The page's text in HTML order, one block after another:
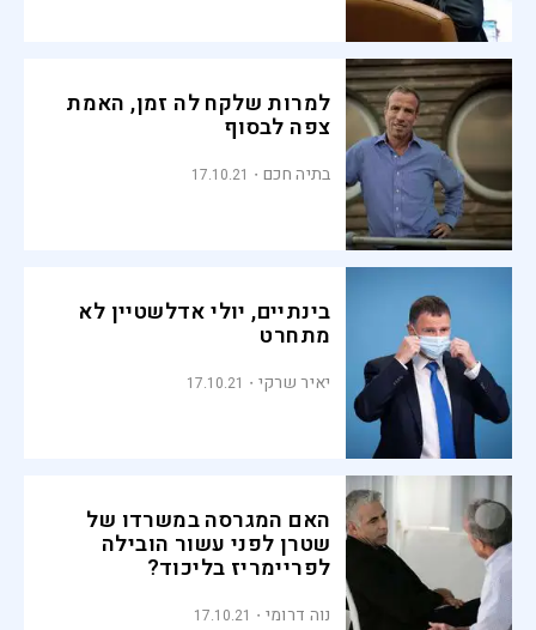
למרות שלקח לה זמן, האמת
צפה לבסוף
בתיה חכם 17.10.21
בינתיים, יולי אדלשטיין לא
מתחרט
יאיר שרקי 17.10.21
האם המגרסה במשרדו של
שטרן לפני עשור הובילה
לפריימריז בליכוד?
נוה דרומי 17.10.21